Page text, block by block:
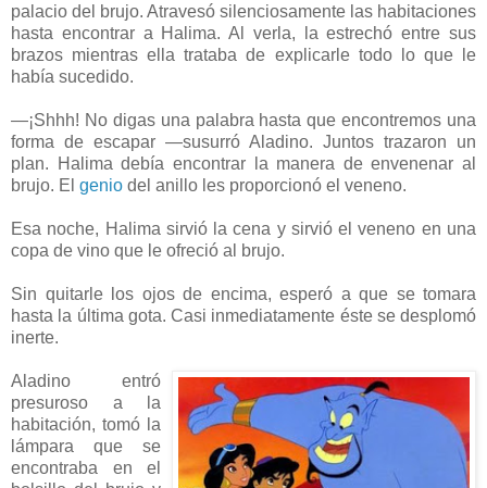
palacio del brujo. Atravesó silenciosamente las habitaciones
hasta encontrar a Halima. Al verla, la estrechó entre sus
brazos mientras ella trataba de explicarle todo lo que le
había sucedido.
—¡Shhh! No digas una palabra hasta que encontremos una
forma de escapar —susurró Aladino. Juntos trazaron un
plan. Halima debía encontrar la manera de envenenar al
brujo. El genio del anillo les proporcionó el veneno.
Esa noche, Halima sirvió la cena y sirvió el veneno en una
copa de vino que le ofreció al brujo.
Sin quitarle los ojos de encima, esperó a que se tomara
hasta la última gota. Casi inmediatamente éste se desplomó
inerte.
Aladino entró
presuroso a la
habitación, tomó la
lámpara que se
encontraba en el